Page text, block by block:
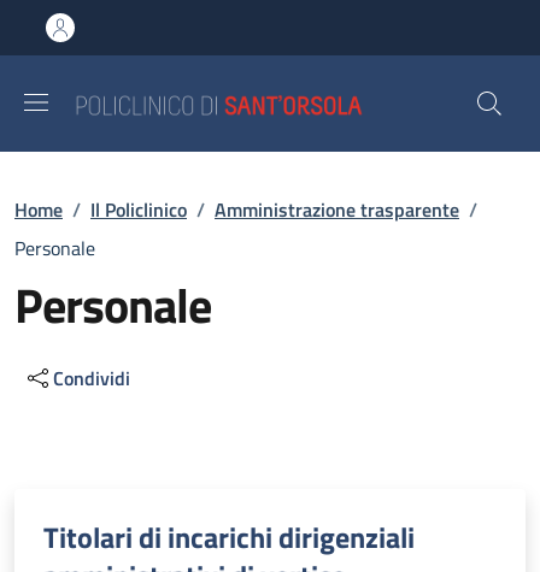
al contenuto principale
to footer content
Briciole di pane
Home / Il Policlinico / Amministrazione trasparente /
Personale
Personale
Condividi
Titolari di incarichi dirigenziali